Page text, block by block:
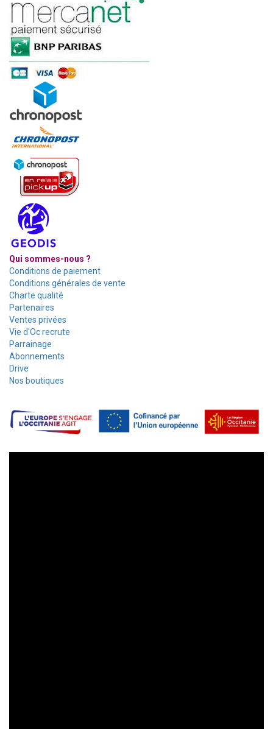
Qui sommes-nous ?
Conditions de paiement
Conditions générales de vente
Charte qualité
Partenaires
Ventes privées
Vie d'Oc recrute
Parrainage
Abonnements
Drive
Nos boutiques